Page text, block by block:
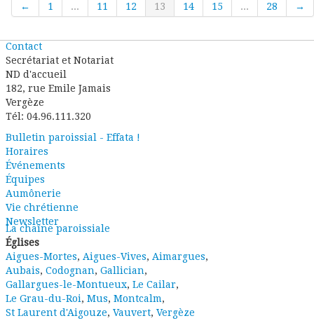
← 1 ... 11 12 13 14 15 ... 28 →
Contact
Secrétariat et Notariat
ND d'accueil
182, rue Emile Jamais
Vergèze
Tél: 04.96.111.320
Bulletin paroissial - Effata !
Horaires
Événements
Équipes
Aumônerie
Vie chrétienne
Newsletter
La chaîne paroissiale
Églises
Aigues-Mortes, Aigues-Vives, Aimargues,
Aubais, Codognan, Gallician,
Gallargues-le-Montueux, Le Cailar,
Le Grau-du-Roi, Mus, Montcalm,
St Laurent d'Aigouze, Vauvert, Vergèze